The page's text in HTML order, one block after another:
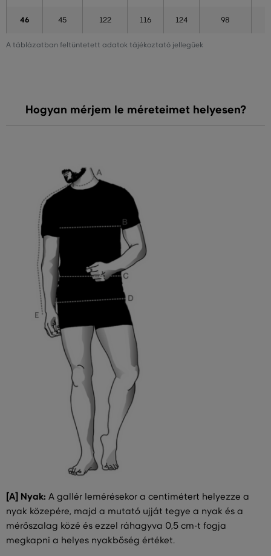
A táblázatban feltüntetett adatok tájékoztató jellegűek
46 45 122 116 124 98
Hogyan mérjem le méreteimet helyesen?
[A] Nyak: A gallér lemérésekor a centimétert helyezze a
nyak közepére, majd a mutató ujját tegye a nyak és a
mérőszalag közé és ezzel ráhagyva 0,5 cm-t fogja
megkapni a helyes nyakbőség értéket.